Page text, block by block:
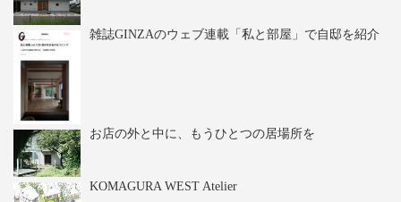
雑誌GINZAのウェブ連載「私と部屋」で自邸を紹介
お店の外と中に、もうひとつの居場所を
KOMAGURA WEST Atelier